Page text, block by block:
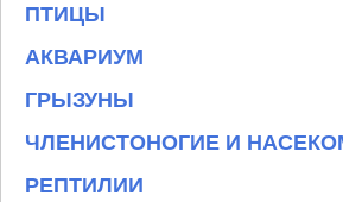
ПТИЦЫ
АКВАРИУМ
ГРЫЗУНЫ
ЧЛЕНИСТОНОГИЕ И
РЕПТИЛИИ